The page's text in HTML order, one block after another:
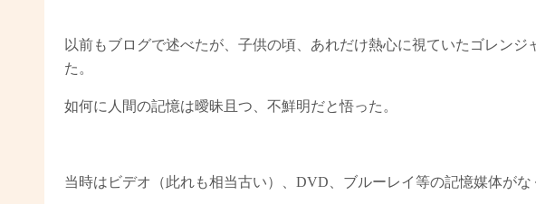
以前もブログで述べたが、子供の頃、あれだけ熱心に視ていたゴレンジ
た。
如何に人間の記憶は曖昧且つ、不鮮明だと悟った。
当時はビデオ（此れも相当古い）、DVD、ブルーレイ等の記憶媒体がな